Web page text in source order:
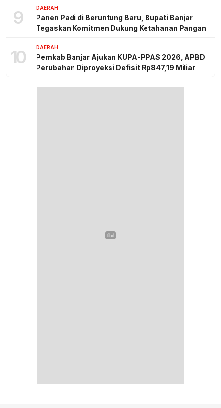
9 DAERAH
Panen Padi di Beruntung Baru, Bupati Banjar
Tegaskan Komitmen Dukung Ketahanan Pangan
10 DAERAH
Pemkab Banjar Ajukan KUPA-PPAS 2026, APBD
Perubahan Diproyeksi Defisit Rp847,19 Miliar